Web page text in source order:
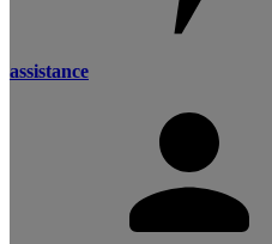
assistance